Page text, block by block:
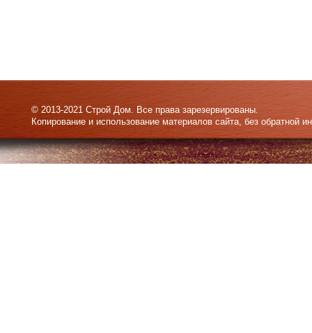
© 2013-2021 Строй Дом. Все права зарезервированы.
Копирование и использование материалов сайта, без обратной